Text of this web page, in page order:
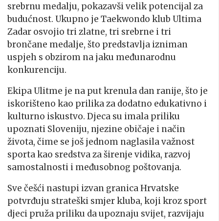
srebrnu medalju, pokazavši velik potencijal za
budućnost. Ukupno je Taekwondo klub Ultima
Zadar osvojio tri zlatne, tri srebrne i tri
brončane medalje, što predstavlja izniman
uspjeh s obzirom na jaku međunarodnu
konkurenciju.
Ekipa Ulitme je na put krenula dan ranije, što je
iskorišteno kao prilika za dodatno edukativno i
kulturno iskustvo. Djeca su imala priliku
upoznati Sloveniju, njezine običaje i način
života, čime se još jednom naglasila važnost
sporta kao sredstva za širenje vidika, razvoj
samostalnosti i međusobnog poštovanja.
Sve češći nastupi izvan granica Hrvatske
potvrđuju strateški smjer kluba, koji kroz sport
djeci pruža priliku da upoznaju svijet, razvijaju